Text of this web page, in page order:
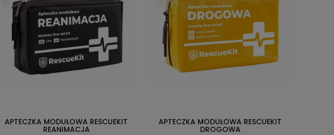
APTECZKA MODUŁOWA RESCUEKIT
REANIMACJA
APTECZKA MODUŁOWA RESCUEKIT
DROGOWA